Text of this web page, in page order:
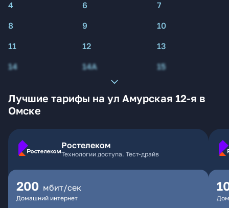
4
6
7
8
9
10
11
12
13
14
14А 15
Лучшие тарифы на ул Амурская 12-я в
Омске
Ростелеком
Технологии доступа. Тест-драйв
200 мбит/сек
Домашний интернет